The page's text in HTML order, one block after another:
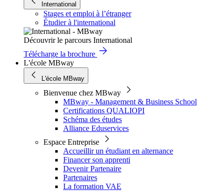
International
Stages et emploi à l’étranger
Étudier à l'international
Découvrir le parcours International
Télécharge la brochure
L'école MBway
L'école MBway
Bienvenue chez MBway
MBway - Management & Business School
Certifications QUALIOPI
Schéma des études
Alliance Eduservices
Espace Entreprise
Accueillir un étudiant en alternance
Financer son apprenti
Devenir Partenaire
Partenaires
La formation VAE